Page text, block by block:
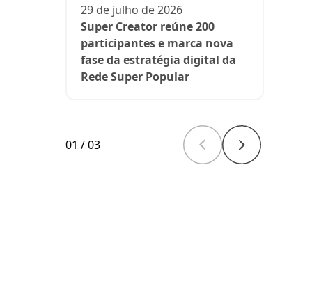
29 de julho de 2026
Super Creator reúne 200
participantes e marca nova
fase da estratégia digital da
Rede Super Popular
01 /03